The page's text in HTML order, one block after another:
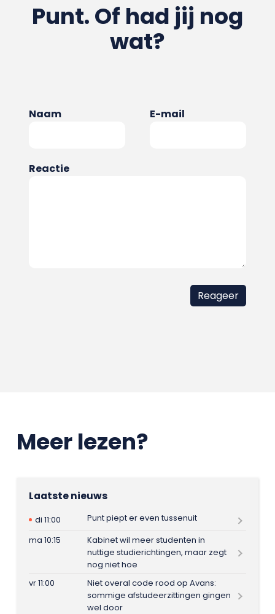
Punt. Of had jij nog
wat?
Naam E-mail
Reactie
Meer lezen?
Laatste nieuws
di 11:00
Punt piept er even tussenuit
ma 10:15
Kabinet wil meer studenten in
nuttige studierichtingen, maar zegt
nog niet hoe
vr 11:00
Niet overal code rood op Avans:
sommige afstudeerzittingen gingen
wel door